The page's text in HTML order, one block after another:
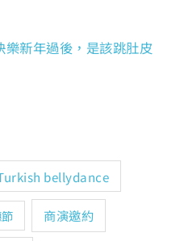
新年過後，是該跳肚皮
bellydance
商演邀約